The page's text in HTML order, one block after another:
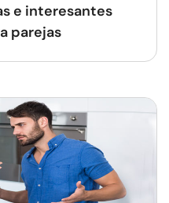
e interesantes
parejas